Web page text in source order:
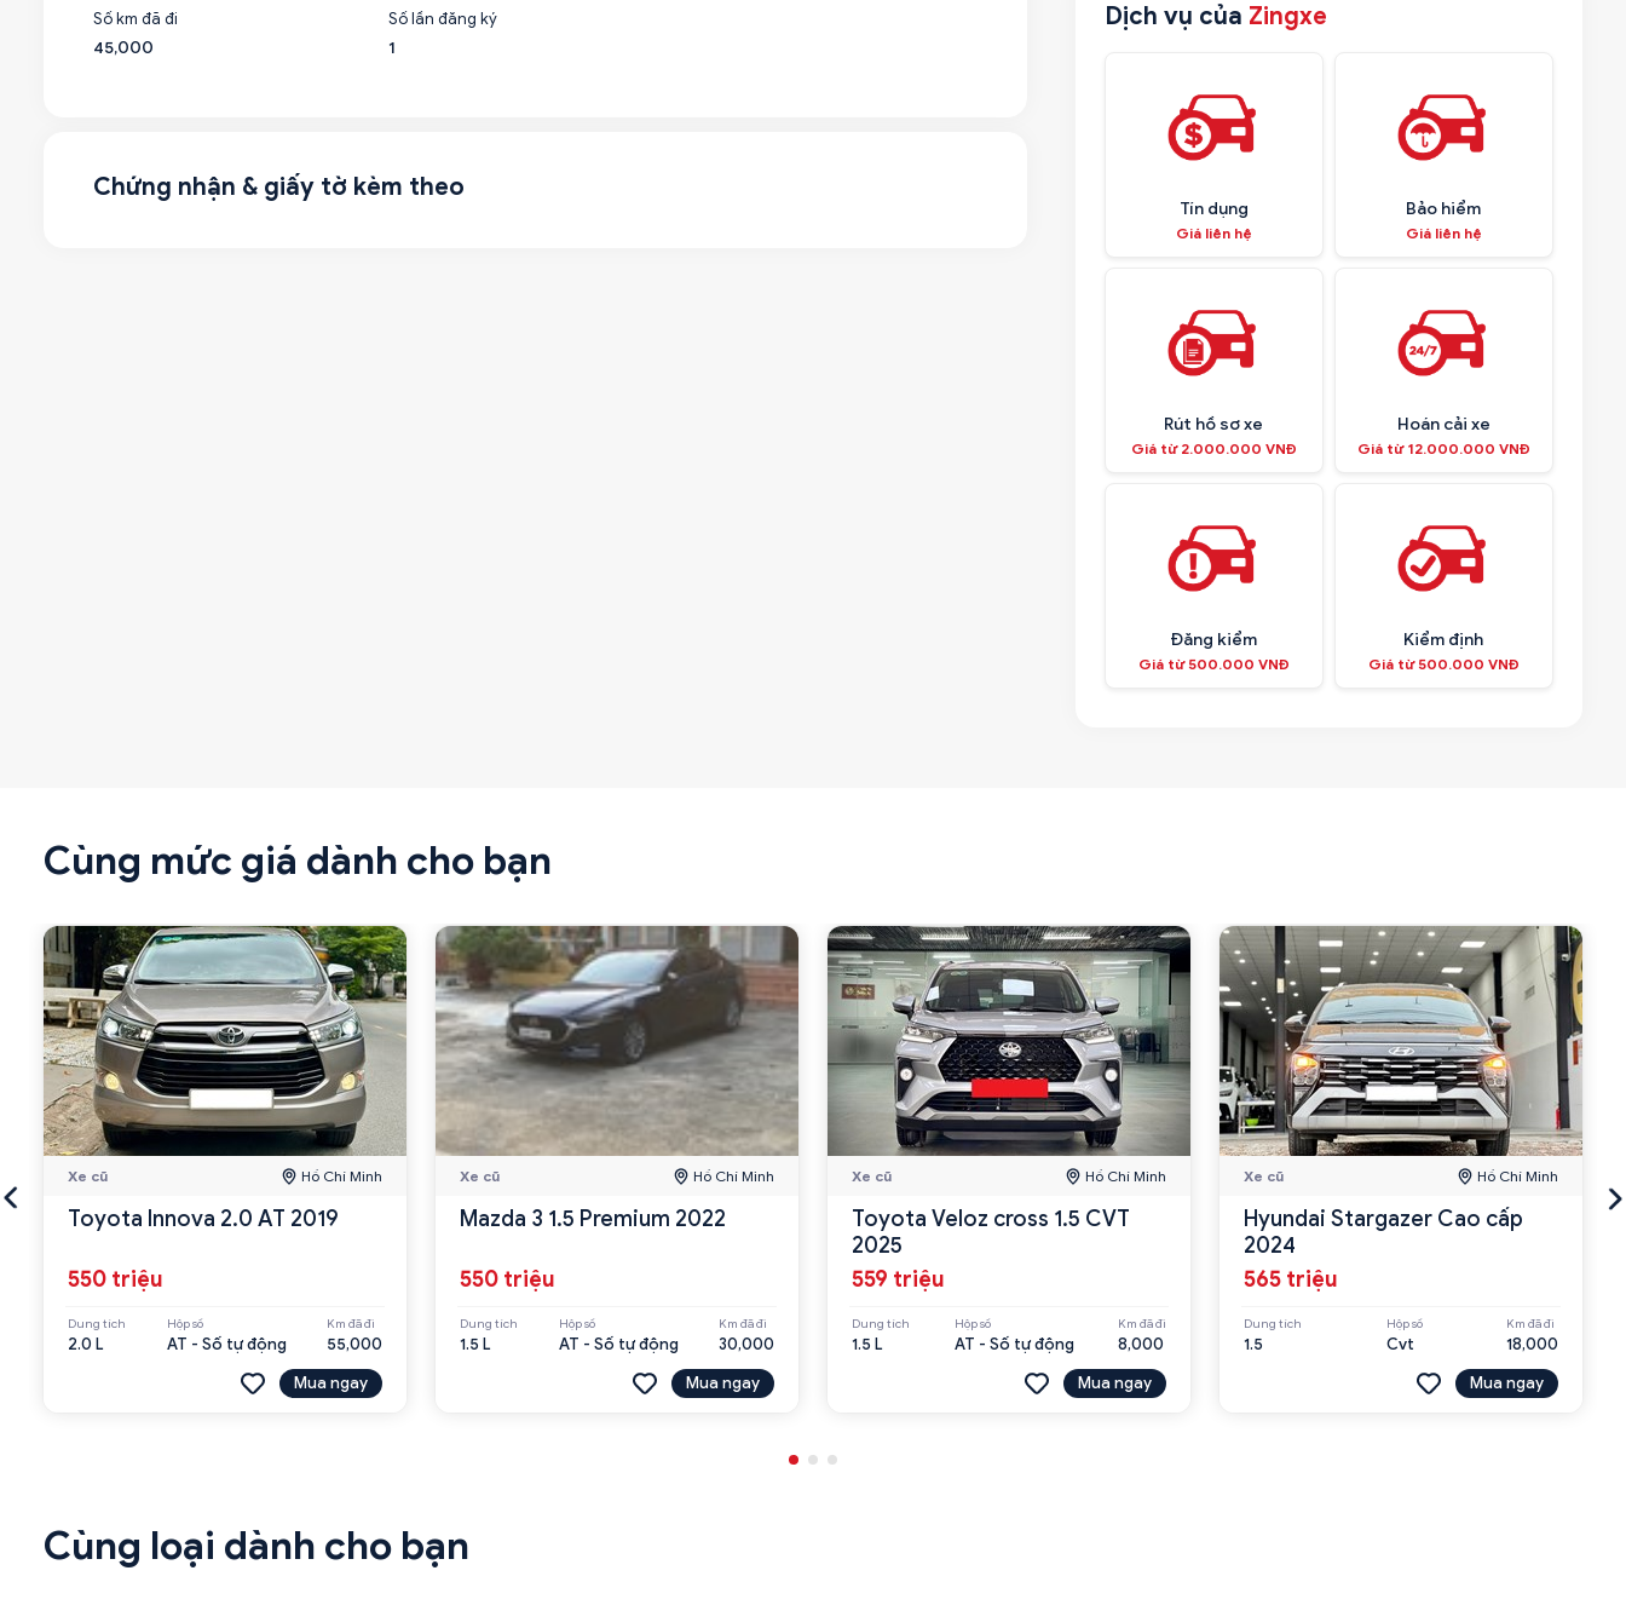
Dịch vụ của Zingxe
Tín dụng
Giá liên hệ
Bảo hiểm
Giá liên hệ
Rút hồ sơ xe
Giá từ 2.000.000 VNĐ
Hoán cải xe
Giá từ 12.000.000 VNĐ
Đăng kiểm
Giá từ 500.000 VNĐ
Kiểm định
Giá từ 500.000 VNĐ
Số km đã đi
45,000
Số lần đăng ký
1
Chứng nhận & giấy tờ kèm theo
Cùng mức giá dành cho bạn
Xe cũ Hồ Chí Minh
Toyota Innova 2.0 AT 2019
550 triệu
Dung tích
2.0 L
Hộp số
AT - Số tự động
Km đã đi
55,000
Mua ngay
Xe cũ Hồ Chí Minh
Mazda 3 1.5 Premium 2022
550 triệu
Dung tích
1.5 L
Hộp số
AT - Số tự động
Km đã đi
30,000
Mua ngay
Xe cũ Hồ Chí Minh
Toyota Veloz cross 1.5 CVT
2025
559 triệu
Dung tích
1.5 L
Hộp số
AT - Số tự động
Km đã đi
8,000
Mua ngay
Xe cũ Hồ Chí Minh
Hyundai Stargazer Cao cấp
2024
565 triệu
Dung tích
1.5
Hộp số
Cvt
Km đã đi
18,000
Mua ngay
Cùng loại dành cho bạn